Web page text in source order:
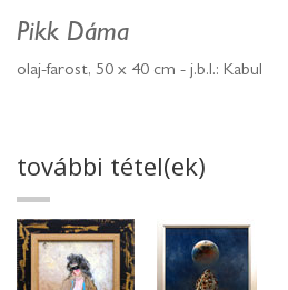
Pikk Dáma
olaj-farost, 50 x 40 cm - j.b.l.: Kabul
további tétel(ek)